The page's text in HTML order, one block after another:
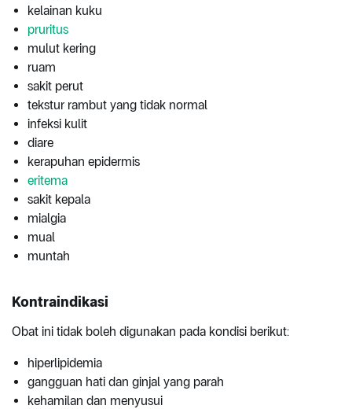
kelainan kuku
pruritus
mulut kering
ruam
sakit perut
tekstur rambut yang tidak normal
infeksi kulit
diare
kerapuhan epidermis
eritema
sakit kepala
mialgia
mual
muntah
Kontraindikasi
Obat ini tidak boleh digunakan pada kondisi berikut:
hiperlipidemia
gangguan hati dan ginjal yang parah
kehamilan dan menyusui